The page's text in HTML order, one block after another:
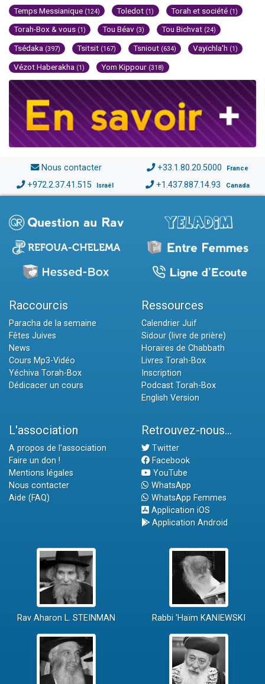
Temps Messianique (124) Toledot (1) Torah et société (1)
Torah-Box & vous (1) Tou Béav (3) Tou Bichvat (24)
Tsédaka (397) Tsitsit (167) Tsniout (634) Vayichla'h (1)
Vézot Haberakha (1) Yom Kippour (318)
Nous contacter +33.1.80.20.5000 France
+972.2.37.41.515 Israël +1.437.887.14.93 Canada
Raccourcis
Paracha de la semaine
Fêtes Juives
News
Cours Mp3-Vidéo
Yéchiva Torah-Box
Dédicacer un cours
Ressources
Calendrier Juif
Sidour (livre de prière)
Horaires de Chabbath
Livres Torah-Box
Inscription
Podcast Torah-Box
English Version
L'association
A propos de l'association
Faire un don !
Mentions légales
Nous contacter
Aide (FAQ)
Retrouvez-nous...
Twitter
Facebook
YouTube
WhatsApp
WhatsApp Femmes
Application iOS
Application Android
Rav Aharon L. STEINMAN Rabbi 'Haïm KANIEWSKI